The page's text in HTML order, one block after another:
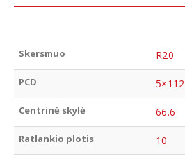
Skersmuo R20
PCD 5×112
Centrinė skylė 66.6
Ratlankio plotis 10